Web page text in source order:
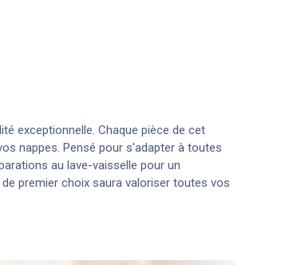
exceptionnelle. Chaque pièce de cet
nappes. Pensé pour s'adapter à toutes
au lave-vaisselle pour un
premier choix saura valoriser toutes vos